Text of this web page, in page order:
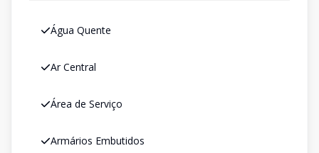
Água Quente
Ar Central
Área de Serviço
Armários Embutidos